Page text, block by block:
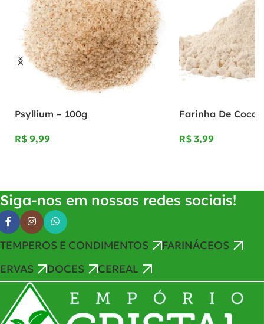
Psyllium – 100g
R$
Farinha De Coco
R$
Siga-nos em nossas redes sociais!
TEMPEROS E CONDIMENTOS
FARINÁCEOS
ERVAS
DOCES CEREAL